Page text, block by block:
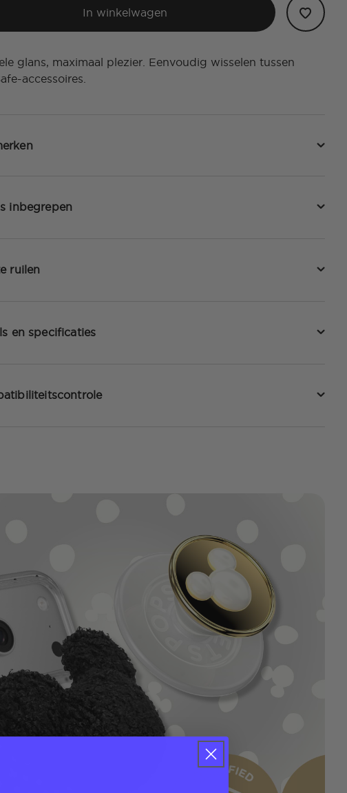
In winkelwagen
glans, maximaal plezier. Eenvoudig wisselen tussen
accessoires.
inbegrepen
ruilen
en specificaties